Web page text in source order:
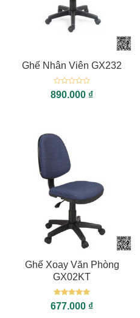
Ghế Nhân Viên GX232
Được
xếp
890.000 ₫
Ghế Xoay Văn Phòng
GX02KT
Được xếp
hạng55
677.000 ₫